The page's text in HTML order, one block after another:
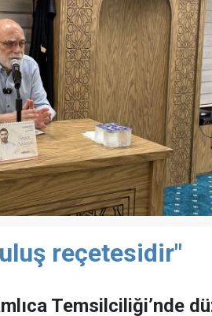
reçetesidir"
Temsilciliği’nde